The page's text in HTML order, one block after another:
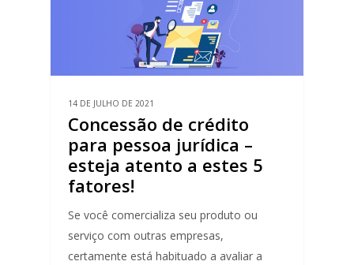
14 DE JULHO DE 2021
Concessão de crédito
para pessoa jurídica –
esteja atento a estes 5
fatores!
Se você comercializa seu produto ou
serviço com outras empresas,
certamente está habituado a avaliar a